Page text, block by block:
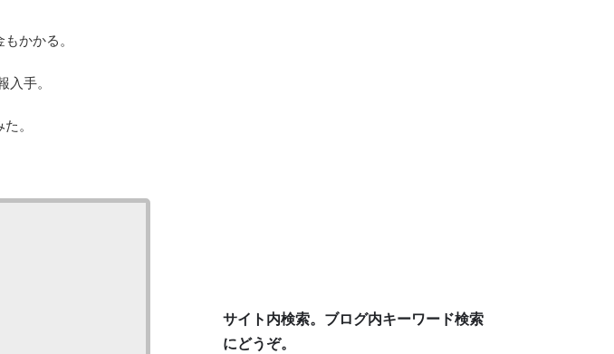
かかる。
手。
。
サイト内検索。ブログ内キーワード検索
にどうぞ。